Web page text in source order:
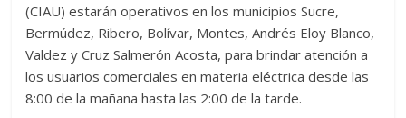
(CIAU) estarán operativos en los municipios Sucre,
Bermúdez, Ribero, Bolívar, Montes, Andrés Eloy Blanco,
Valdez y Cruz Salmerón Acosta, para brindar atención a
los usuarios comerciales en materia eléctrica desde las
8:00 de la mañana hasta las 2:00 de la tarde.